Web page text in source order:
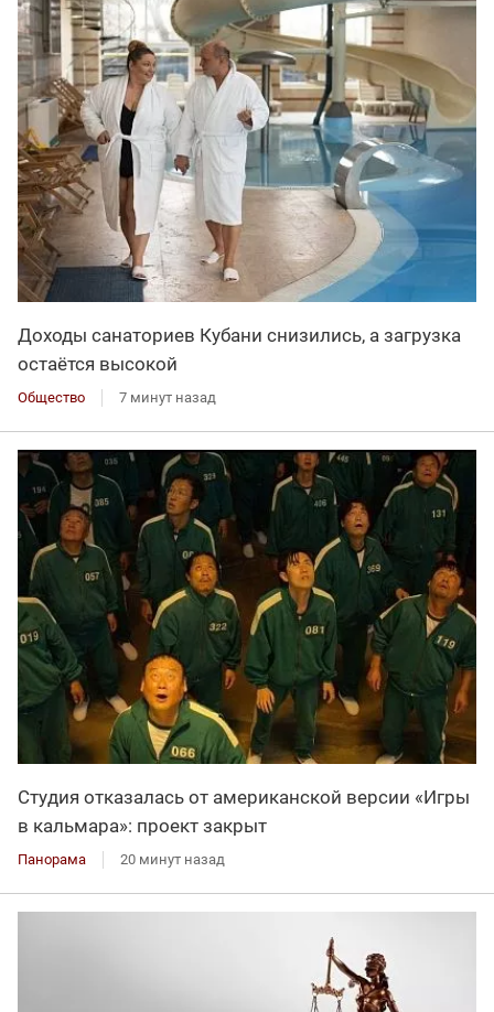
Доходы санаториев Кубани снизились, а загрузка
остаётся высокой
Общество 7 минут назад
Студия отказалась от американской версии «Игры
в кальмара»: проект закрыт
Панорама 20 минут назад